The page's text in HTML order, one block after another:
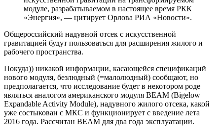
модуле, разрабатываемом в настоящее время РКК
«Энергия», — цитирует Орлова РИА «Новости».
Общероссийский надувной отсек с искусственной
гравитацией будут пользоваться для расширения жилого и
рабочего пространства.
Покуда)) никакой информации, касающейся спецификаций
нового модуля, безлюдный (=малолюдный) сообщают, но
предполагается, что исследование будет в некотором роде
являться аналогом американского модуля BEAM (Bigelow
Expandable Activity Module), надувного жилого отсека, какой
уже состыкован с МКС и функционирует с введение лета
2016 года. Рассчитан BEAM для два года эксплуатации.